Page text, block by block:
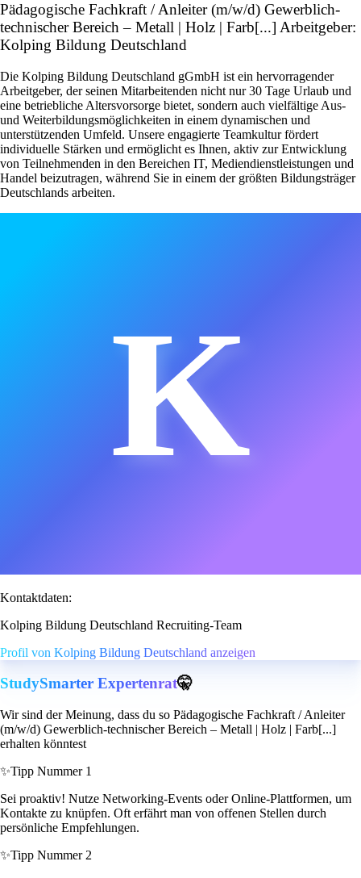
Pädagogische Fachkraft / Anleiter (m/w/d) Gewerblich-
technischer Bereich – Metall | Holz | Farb[...] Arbeitgeber:
Kolping Bildung Deutschland
Die Kolping Bildung Deutschland gGmbH ist ein hervorragender
Arbeitgeber, der seinen Mitarbeitenden nicht nur 30 Tage Urlaub und
eine betriebliche Altersvorsorge bietet, sondern auch vielfältige Aus-
und Weiterbildungsmöglichkeiten in einem dynamischen und
unterstützenden Umfeld. Unsere engagierte Teamkultur fördert
individuelle Stärken und ermöglicht es Ihnen, aktiv zur Entwicklung
von Teilnehmenden in den Bereichen IT, Mediendienstleistungen und
Handel beizutragen, während Sie in einem der größten Bildungsträger
Deutschlands arbeiten.
K
Kontaktdaten:
Kolping Bildung Deutschland Recruiting-Team
Profil von Kolping Bildung Deutschland anzeigen
StudySmarter Expertenrat🤫
Wir sind der Meinung, dass du so Pädagogische Fachkraft / Anleiter
(m/w/d) Gewerblich-technischer Bereich – Metall | Holz | Farb[...]
erhalten könntest
✨Tipp Nummer 1
Sei proaktiv! Nutze Networking-Events oder Online-Plattformen, um
Kontakte zu knüpfen. Oft erfährt man von offenen Stellen durch
persönliche Empfehlungen.
✨Tipp Nummer 2